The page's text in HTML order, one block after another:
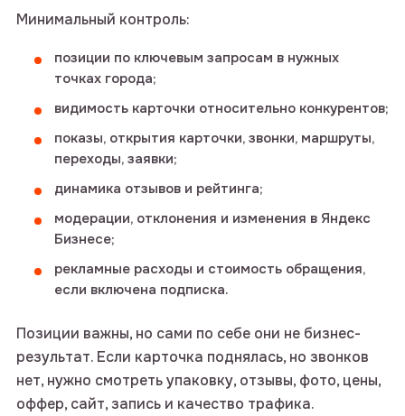
Минимальный контроль:
позиции по ключевым запросам в нужных
точках города;
видимость карточки относительно конкурентов;
показы, открытия карточки, звонки, маршруты,
переходы, заявки;
динамика отзывов и рейтинга;
модерации, отклонения и изменения в Яндекс
Бизнесе;
рекламные расходы и стоимость обращения,
если включена подписка.
Позиции важны, но сами по себе они не бизнес-
результат. Если карточка поднялась, но звонков
нет, нужно смотреть упаковку, отзывы, фото, цены,
оффер, сайт, запись и качество трафика.
Ваше имя
Ваша почта
Номер телефона
Комментарий
@intop_click